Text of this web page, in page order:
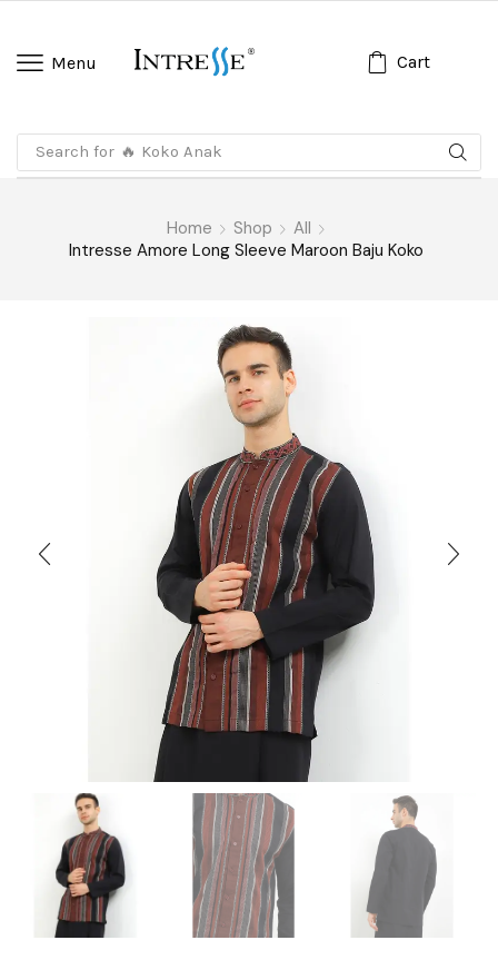
Menu Cart
Search for 🔥 Koko Anak
Home Shop
All
Intresse Amore Long Sleeve Maroon Baju Koko